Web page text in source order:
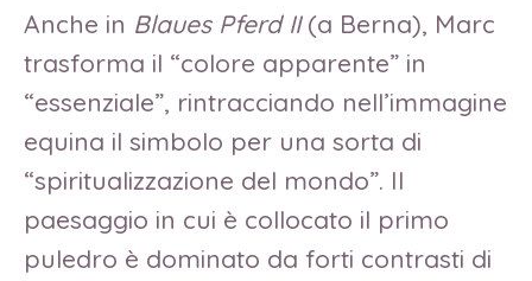
Anche in Blaues Pferd II(a Berna), Marc
trasforma il “colore apparente” in
“essenziale”, rintracciando nell’immagine
equina il simbolo per una sorta di
“spiritualizzazione del mondo”. Il
paesaggio in cui è collocato il primo
puledro è dominato da forti contrasti di